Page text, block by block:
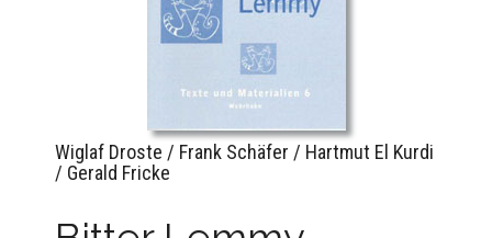
Wiglaf Droste / Frank Schäfer / Hartmut El Kurdi
/ Gerald Fricke